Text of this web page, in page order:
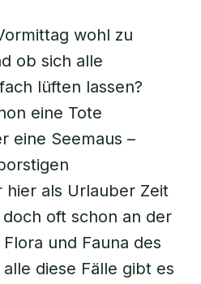
wohl zu
ob sich alle
lüften lassen?
eine Tote
eine Seemaus –
hier als Urlauber Zeit
oft schon an der
und Fauna des
diese Fälle gibt es